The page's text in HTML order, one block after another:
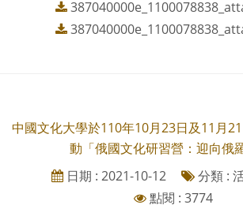
中國文化大學於110年10月23日及11月
動「俄國文化研習營：迎向俄
日期 : 2021-10-12
分類 :
點閱 : 3774